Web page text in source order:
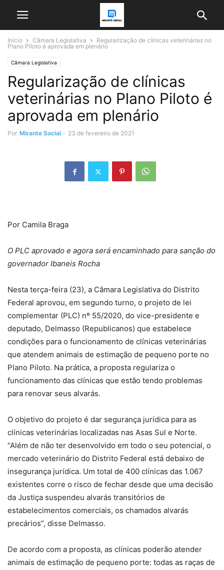
Início Câmara Legislativa
Regularização de clínicas veterinárias no
Plano Piloto é aprovada em plenário
Câmara Legislativa
Regularização de clínicas
veterinárias no Plano Piloto é
aprovada em plenário
Por Mirante Social - 23 de fevereiro de 2021
Por Camila Braga
O PLC aprovado e agora será encaminhado para sanção do
governador Ibaneis Rocha
Nesta terça-feira (23), a Câmara Legislativa do Distrito
Federal aprovou, em segundo turno, o projeto de lei
complementar (PLC) nº 55/2020, do vice-presidente e
deputado, Delmasso (Republicanos) que estabelece
condições para o funcionamento de clínicas veterinárias
que atendem animais de estimação de pequeno porte no
Plano Piloto. Na prática, a proposta regulariza o
funcionamento das clínicas que estão tendo problemas
para renovar seus alvarás.
O objetivo do projeto é dar segurança jurídica para as
clínicas veterinárias localizadas nas Asas Sul e Norte.
“Além de não ter desenvolvido em todo o seu potencial, o
mercado veterinário do Distrito Federal está debaixo de
insegurança jurídica. Um total de 400 clínicas das 1.067
existentes corre o risco de fechar desde que uma decisão
da Justiça suspendeu alvarás transitórios de
estabelecimentos comerciais, os chamados alvarás
precários”, disse Delmasso.
De acordo com a proposta, as clínicas poderão atender
animais de estimação de pequeno porte: todas as raças de